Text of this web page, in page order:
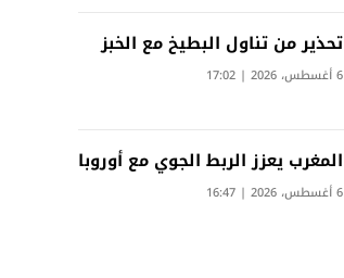
تحذير من تناول البطيخ مع الخبز
6 أغسطس، 2026 | 17:02
المغرب يعزز الربط الجوي مع أوروبا
6 أغسطس، 2026 | 16:47